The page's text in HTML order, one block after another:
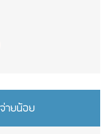
ายน้อย